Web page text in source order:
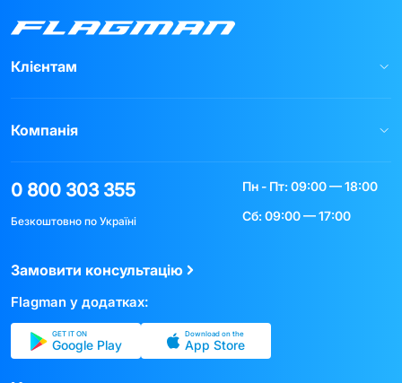
Клієнтам
Компанія
0 800 303 355
Безкоштовно по Україні
Пн - Пт: 09:00 — 18:00
Сб: 09:00 — 17:00
Замовити консультацію
Flagman у додатках:
GET IT ON
Google Play
Download on the
App Store